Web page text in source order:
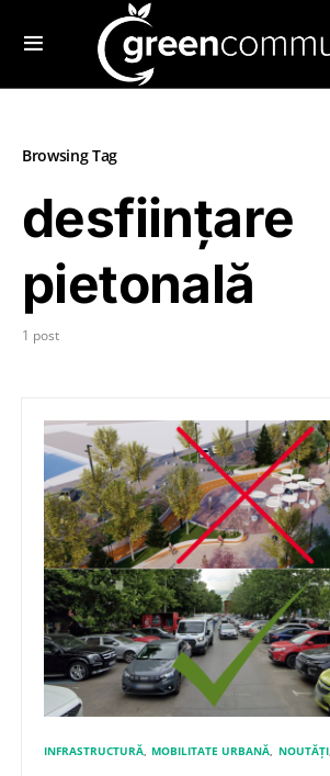
Browsing Tag
desființare
pietonală
1 post
INFRASTRUCTURĂ MOBILITATE URBANĂ NOUTĂȚI